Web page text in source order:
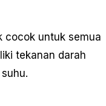
cocok untuk semua
tekanan darah